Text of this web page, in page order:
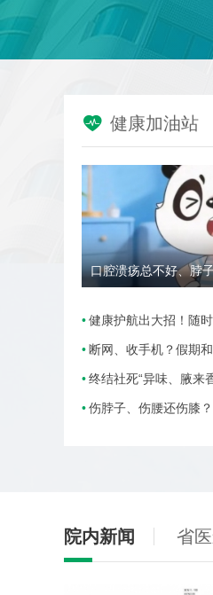
 健康加油站
健康护航出大招！随时有
断网、收手机？假期
终结社死“异味、腋来
伤脖子、伤腰还伤膝
院内新闻 省